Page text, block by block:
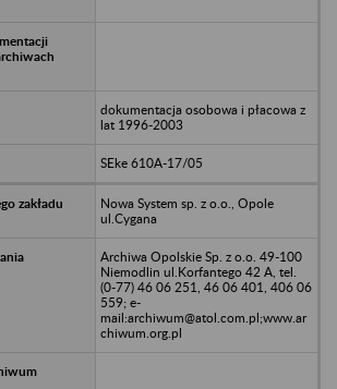
dokumentacja osobowa i płacowa z
lat 1996-2003
SEke 610A-17/05
Nowa System sp. z o.o., Opole
ul.Cygana
Archiwa Opolskie Sp. z o.o. 49-100
Niemodlin ul.Korfantego 42 A, tel.
(0-77) 46 06 251, 46 06 401, 406 06
559; e-
mail:archiwum@atol.com.pl;www.ar
chiwum.org.pl